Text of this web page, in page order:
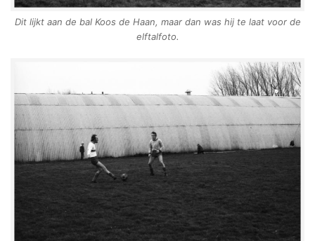
Dit lijkt aan de bal Koos de Haan, maar dan was hij te laat voor de
elftalfoto.